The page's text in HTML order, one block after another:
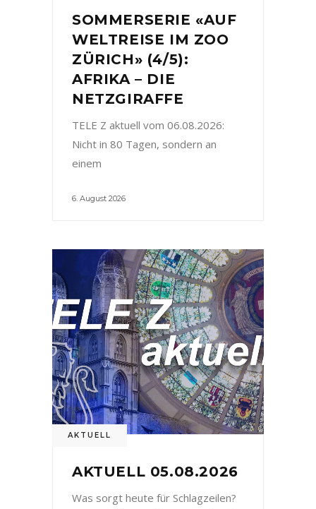
SOMMERSERIE «AUF
WELTREISE IM ZOO
ZÜRICH» (4/5):
AFRIKA – DIE
NETZGIRAFFE
TELE Z aktuell vom 06.08.2026:
Nicht in 80 Tagen, sondern an
einem
6. August 2026
AKTUELL
AKTUELL 05.08.2026
Was sorgt heute für Schlagzeilen?